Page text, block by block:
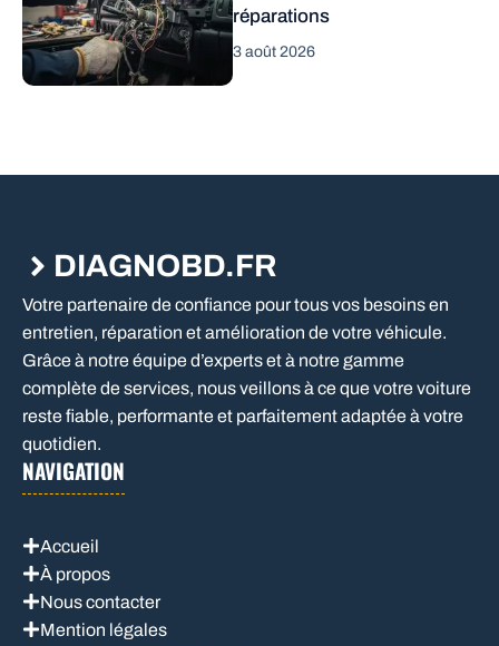
réparations
3 août 2026
DIAGNOBD.FR
Votre partenaire de confiance pour tous vos besoins en
entretien, réparation et amélioration de votre véhicule.
Grâce à notre équipe d’experts et à notre gamme
complète de services, nous veillons à ce que votre voiture
reste fiable, performante et parfaitement adaptée à votre
quotidien.
NAVIGATION
Accueil
À propos
Nous contacter
Mention légales